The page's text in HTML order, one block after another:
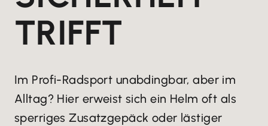
TRIFFT
Im Profi-Radsport unabdingbar, aber im
Alltag? Hier erweist sich ein Helm oft als
sperriges Zusatzgepäck oder lästiger